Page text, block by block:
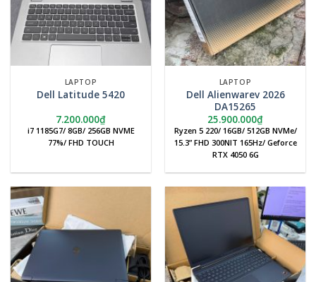
LAPTOP
Dell Latitude 5420
7.200.000₫
i7 1185G7/ 8GB/ 256GB NVME
77%/ FHD TOUCH
LAPTOP
Dell Alienwarev 2026
DA15265
25.900.000₫
Ryzen 5 220/ 16GB/ 512GB NVMe/
15.3” FHD 300NIT 165Hz/ Geforce
RTX 4050 6G